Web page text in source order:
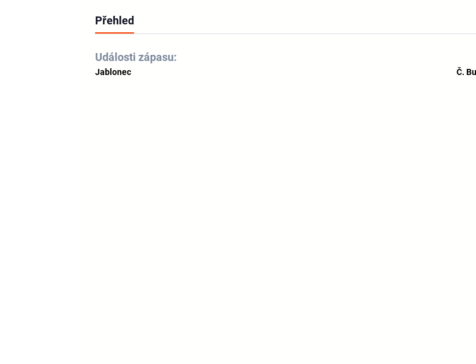
Přehled
Události zápasu:
Jablonec Č.